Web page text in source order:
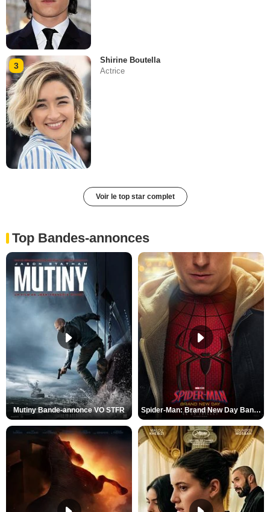
3
Shirine Boutella
Actrice
Voir le top star complet
Top Bandes-annonces
Mutiny Bande-annonce VO STFR Spider-Man: Brand New Day Bande-annonce VO STFR